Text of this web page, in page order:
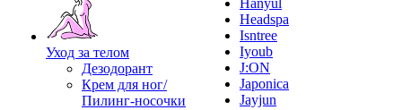
Уход за телом
Дезодорант
Крем для ног/
Пилинг-носочки
Hanyul
Headspa
Isntree
Iyoub
J:ON
Japonica
Jayjun